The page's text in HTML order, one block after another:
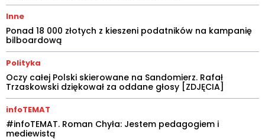
Inne
Ponad 18 000 złotych z kieszeni podatników na kampanię
bilboardową
Polityka
Oczy całej Polski skierowane na Sandomierz. Rafał
Trzaskowski dziękował za oddane głosy [ZDJĘCIA]
infoTEMAT
#infoTEMAT. Roman Chyła: Jestem pedagogiem i
mediewistą